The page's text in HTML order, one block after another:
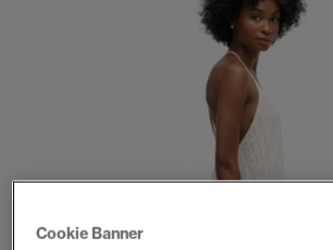
Cookie Banner